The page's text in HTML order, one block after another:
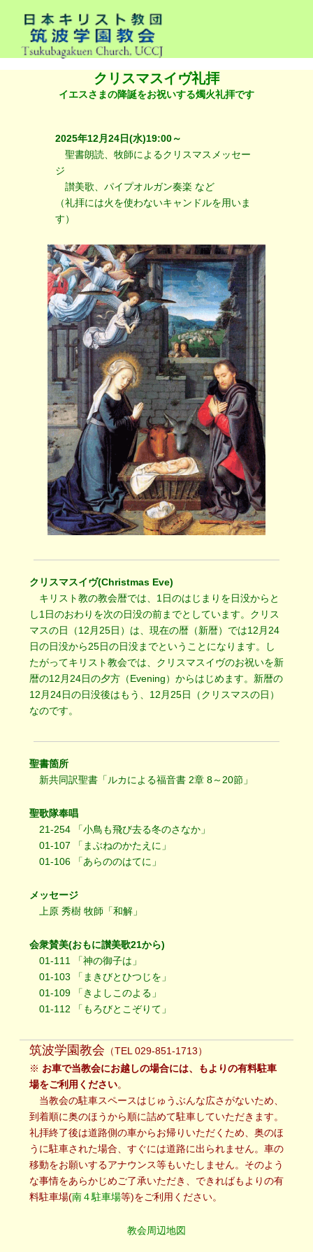
クリスマスイヴ礼拝
イエスさまの降誕をお祝いする燭火礼拝です
2025年12月24日(水)19:00～
聖書朗読、牧師によるクリスマスメッセー
ジ
讃美歌、パイプオルガン奏楽 など
（礼拝には火を使わないキャンドルを用いま
す）
クリスマスイヴ(Christmas Eve)
キリスト教の教会暦では、1日のはじまりを日没からと
し1日のおわりを次の日没の前までとしています。クリス
マスの日（12月25日）は、現在の暦（新暦）では12月24
日の日没から25日の日没までということになります。し
たがってキリスト教会では、クリスマスイヴのお祝いを新
暦の12月24日の夕方（Evening）からはじめます。新暦の
12月24日の日没後はもう、12月25日（クリスマスの日）
なのです。
聖書箇所
新共同訳聖書「ルカによる福音書 2章 8～20節」
聖歌隊奉唱
21-254 「小鳥も飛び去る冬のさなか」
01-107 「まぶねのかたえに」
01-106 「あらののはてに」
メッセージ
上原 秀樹 牧師「和解」
会衆賛美(おもに讃美歌21から)
01-111 「神の御子は」
01-103 「まきびとひつじを」
01-109 「きよしこのよる」
01-112 「もろびとこぞりて」
筑波学園教会 （TEL 029-851-1713）
※ お車で当教会にお越しの場合には、もよりの有料駐車
場をご利用ください。
当教会の駐車スペースはじゅうぶんな広さがないため、
到着順に奥のほうから順に詰めて駐車していただきます。
礼拝終了後は道路側の車からお帰りいただくため、奥のほ
うに駐車された場合、すぐには道路に出られません。車の
移動をお願いするアナウンス等もいたしません。そのよう
な事情をあらかじめご了承いただき、できればもよりの有
料駐車場(南４駐車場等)をご利用ください。
教会周辺地図